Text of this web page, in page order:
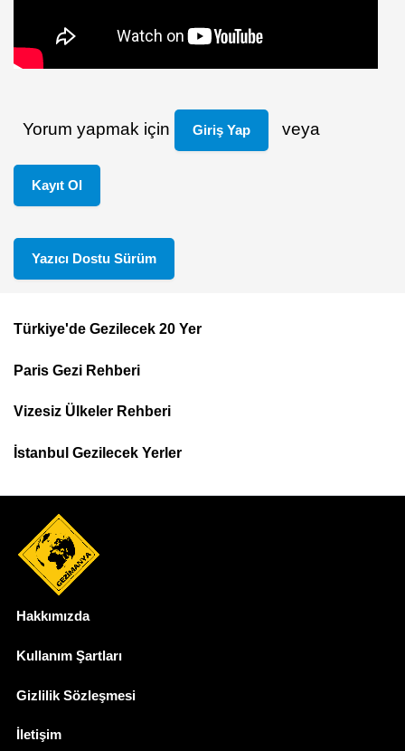
Yorum yapmak için Giriş Yap veya
Kayıt Ol
Yazıcı Dostu Sürüm
Footer
Top
Menu
Türkiye'de Gezilecek 20 Yer
Paris Gezi Rehberi
Vizesiz Ülkeler Rehberi
İstanbul Gezilecek Yerler
Hakkımızda
Kullanım Şartları
Gizlilik Sözleşmesi
İletişim